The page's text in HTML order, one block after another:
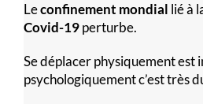
Leconfinement mondial lié à
Covid-19perturbe.
Se déplacer physiquement est
psychologiquement c’est très